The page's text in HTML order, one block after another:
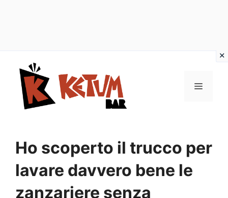
contenuto
Menu
Ho scoperto il trucco per
lavare davvero bene le
zanzariere senza